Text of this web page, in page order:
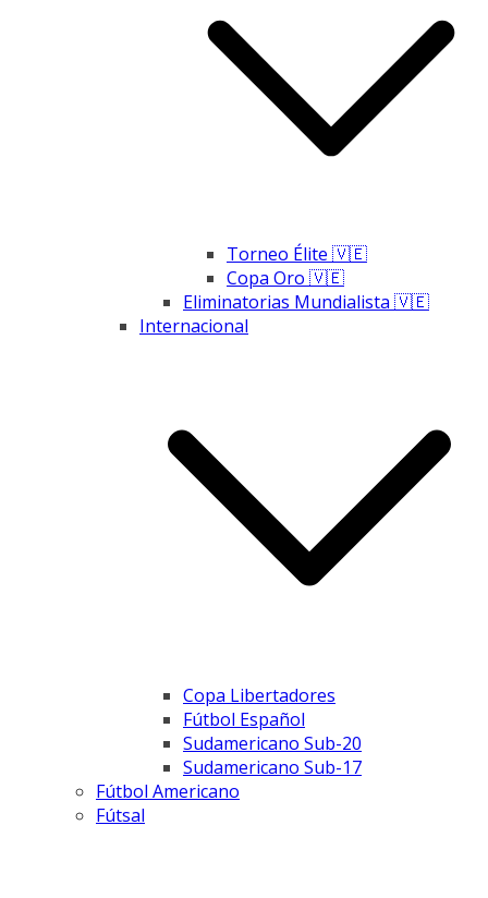
Torneo Élite 🇻🇪
Copa Oro 🇻🇪
Eliminatorias Mundialista 🇻🇪
Internacional
Copa Libertadores
Fútbol Español
Sudamericano Sub-20
Sudamericano Sub-17
Fútbol Americano
Fútsal